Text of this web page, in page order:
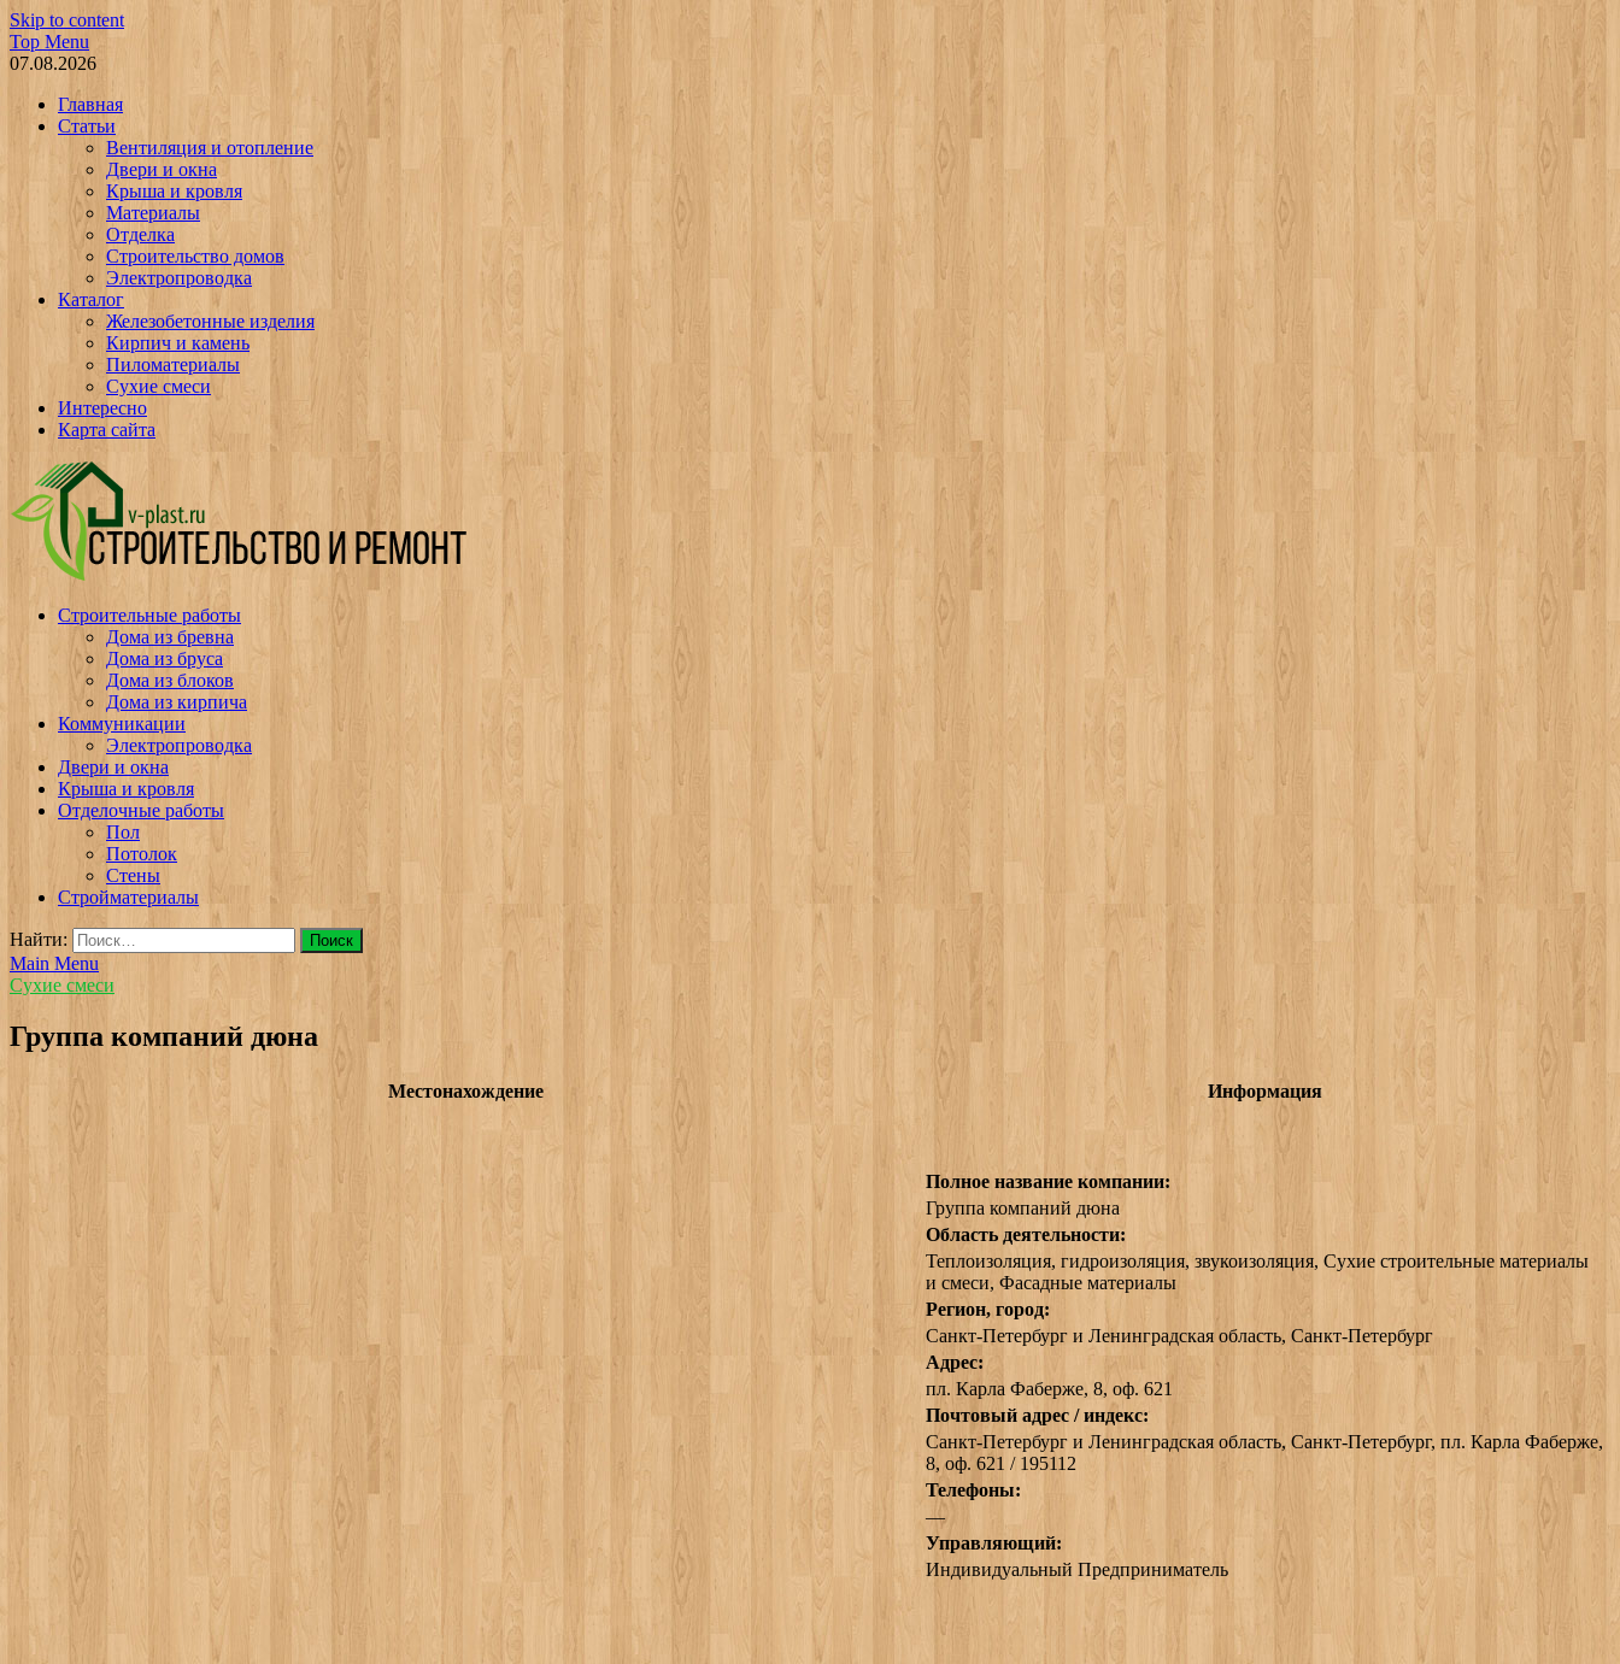
Skip to content
Top Menu
07.08.2026
Главная
Статьи
Вентиляция и отопление
Двери и окна
Крыша и кровля
Материалы
Отделка
Строительство домов
Электропроводка
Каталог
Железобетонные изделия
Кирпич и камень
Пиломатериалы
Сухие смеси
Интересно
Карта сайта
v-plast.ru Строительство и ремонт
Строительные работы
Дома из бревна
Дома из бруса
Дома из блоков
Дома из кирпича
Коммуникации
Электропроводка
Двери и окна
Крыша и кровля
Отделочные работы
Пол
Потолок
Стены
Стройматериалы
Найти:
Main Menu
Сухие смеси
Группа компаний дюна
Местонахождение Информация
Полное название компании:
Группа компаний дюна
Область деятельности:
Теплоизоляция, гидроизоляция, звукоизоляция, Сухие строительные материалы
и смеси, Фасадные материалы
Регион, город:
Санкт-Петербург и Ленинградская область, Санкт-Петербург
Адрес:
пл. Карла Фаберже, 8, оф. 621
Почтовый адрес / индекс:
Санкт-Петербург и Ленинградская область, Санкт-Петербург, пл. Карла Фаберже,
8, оф. 621 / 195112
Телефоны:
—
Управляющий:
Индивидуальный Предприниматель